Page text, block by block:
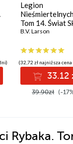
Legion
Tom 14. Świat
B.V. Larson
(32,72 zł najniższa
33.12
39.90zł (-
Rybaka.